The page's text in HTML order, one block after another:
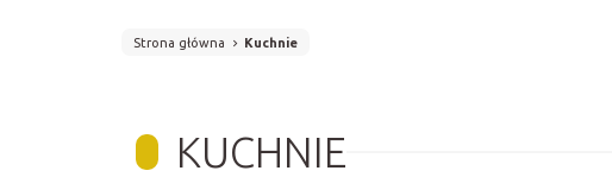
Strona główna Kuchnie
KUCHNIE